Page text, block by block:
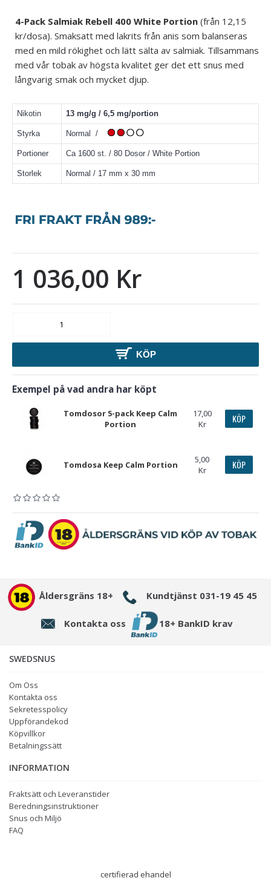
4-Pack Salmiak Rebell 400 White Portion (från 12,15
kr/dosa). Smaksatt med lakrits från anis som balanseras
med en mild rökighet och lätt sälta av salmiak. Tillsammans
med vår tobak av högsta kvalitet ger det ett snus med
långvarig smak och mycket djup.
Nikotin 13 mg/g / 6,5 mg/portion
Styrka Normal /
Portioner Ca 1600 st. / 80 Dosor / White Portion
Storlek Normal / 17 mm x 30 mm
1 036,00 Kr
KÖP
Exempel på vad andra har köpt
Tomdosor 5-pack Keep Calm
Portion
17,00
Kr
KÖP
Tomdosa Keep Calm Portion
5,00
Kr
KÖP
Åldersgräns 18+ Kundtjänst 031-19 45 45
Kontakta oss 18+ BankID krav
SWEDSNUS
Om Oss
Kontakta oss
Sekretesspolicy
Uppförandekod
Köpvillkor
Betalningssätt
INFORMATION
Fraktsätt och Leveranstider
Beredningsinstruktioner
Snus och Miljö
FAQ
certifierad ehandel